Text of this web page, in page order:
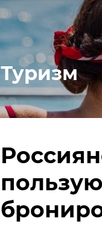
Туризм